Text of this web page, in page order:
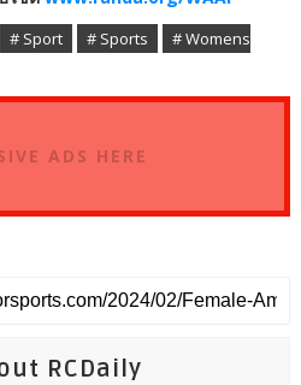
# Sport # Sports
# Womens
ADS HERE
RCDaily